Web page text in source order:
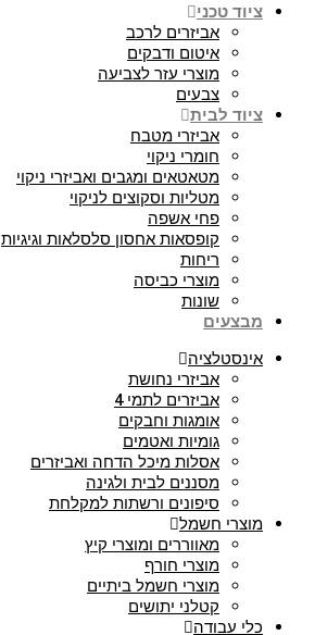
ציוד טכני
אביזרים לרכב
איטום ודבקים
מוצרי עזר לצביעה
צבעים
ציוד לבית
אביזרי מטבח
חומרי ניקוי
מטאטאים ומגבים ואביזרי ניקוי
מטליות וסקוצים לניקוי
פחי אשפה
קופסאות אחסון סלסלאות וגיגיות
ריחות
מוצרי כביסה
שונות
מבצעים
אינסטלציה
אביזרי נחושת
אביזרים לתמי 4
אומגות וחבקים
גומיות ואטמים
אסלות מיכל הדחה ואביזרים
מסננים לבית ולגינה
סיפונים ורשתות למקלחת
מוצרי חשמל
מאווררים ומוצרי קיץ
מוצרי חורף
מוצרי חשמל ביתיים
קטלני יתושים
כלי עבודה